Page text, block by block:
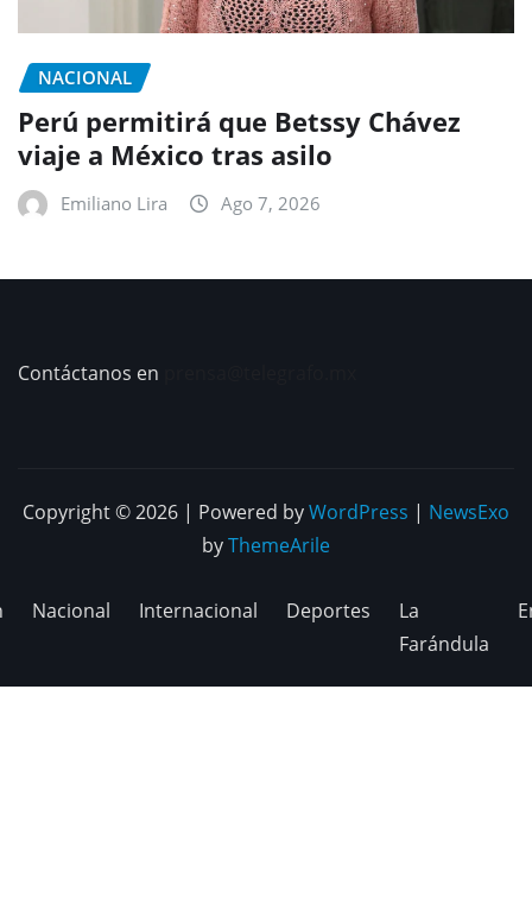
NACIONAL
Perú permitirá que Betssy Chávez
viaje a México tras asilo
Emiliano Lira Ago 7, 2026
Contáctanos en
Copyright © 2026 | Powered byWordPress | NewsExo
byThemeArile
Nacional Internacional Deportes
La
Farándula